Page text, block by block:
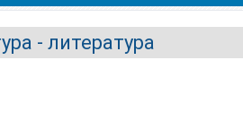
- литература